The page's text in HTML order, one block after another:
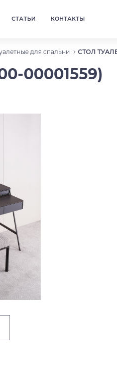
СТАТЬИ КОНТАКТЫ
для спальни СТОЛ
00001559)